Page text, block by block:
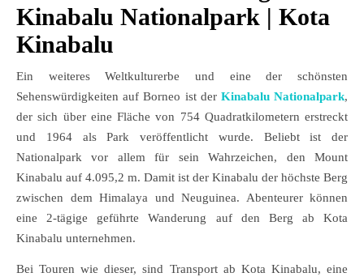
Kinabalu Nationalpark | Kota
Kinabalu
Ein weiteres Weltkulturerbe und eine der schönsten
Sehenswürdigkeiten auf Borneo ist der Kinabalu Nationalpark,
der sich über eine Fläche von 754 Quadratkilometern erstreckt
und 1964 als Park veröffentlicht wurde. Beliebt ist der
Nationalpark vor allem für sein Wahrzeichen, den Mount
Kinabalu auf 4.095,2 m. Damit ist der Kinabalu der höchste Berg
zwischen dem Himalaya und Neuguinea. Abenteurer können
eine 2-tägige geführte Wanderung auf den Berg ab Kota
Kinabalu unternehmen.
Bei Touren wie dieser, sind Transport ab Kota Kinabalu, eine